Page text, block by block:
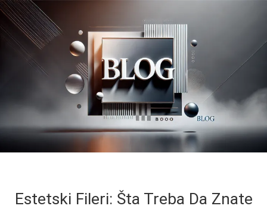
Estetski Fileri: Šta Treba Da Znate